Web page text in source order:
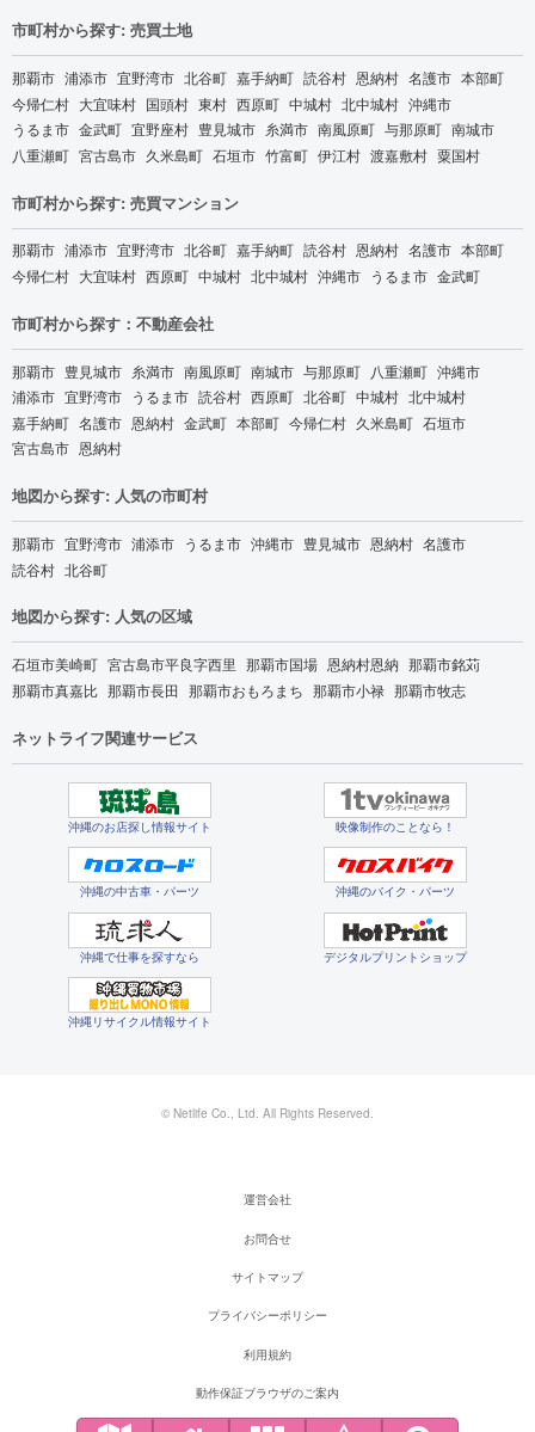
市町村から探す: 売買土地
那覇市 浦添市 宜野湾市 北谷町 嘉手納町 読谷村 恩納村 名護市 本部町
今帰仁村 大宜味村 国頭村 東村 西原町 中城村 北中城村 沖縄市
うるま市 金武町 宜野座村 豊見城市 糸満市 南風原町 与那原町 南城市
八重瀬町 宮古島市 久米島町 石垣市 竹富町 伊江村 渡嘉敷村 粟国村
市町村から探す: 売買マンション
那覇市 浦添市 宜野湾市 北谷町 嘉手納町 読谷村 恩納村 名護市 本部町
今帰仁村 大宜味村 西原町 中城村 北中城村 沖縄市 うるま市 金武町
市町村から探す：不動産会社
那覇市 豊見城市 糸満市 南風原町 南城市 与那原町 八重瀬町 沖縄市
浦添市 宜野湾市 うるま市 読谷村 西原町 北谷町 中城村 北中城村
嘉手納町 名護市 恩納村 金武町 本部町 今帰仁村 久米島町 石垣市
宮古島市 恩納村
地図から探す: 人気の市町村
那覇市 宜野湾市 浦添市 うるま市 沖縄市 豊見城市 恩納村 名護市
読谷村 北谷町
地図から探す: 人気の区域
石垣市美崎町 宮古島市平良字西里 那覇市国場 恩納村恩納 那覇市銘苅
那覇市真嘉比 那覇市長田 那覇市おもろまち 那覇市小禄 那覇市牧志
ネットライフ関連サービス
沖縄のお店探し情報サイト 映像制作のことなら！
沖縄の中古車・パーツ 沖縄のバイク・パーツ
沖縄で仕事を探すなら デジタルプリントショップ
沖縄リサイクル情報サイト
© Netlife Co., Ltd. All Rights Reserved.
運営会社
お問合せ
サイトマップ
プライバシーポリシー
利用規約
動作保証ブラウザのご案内